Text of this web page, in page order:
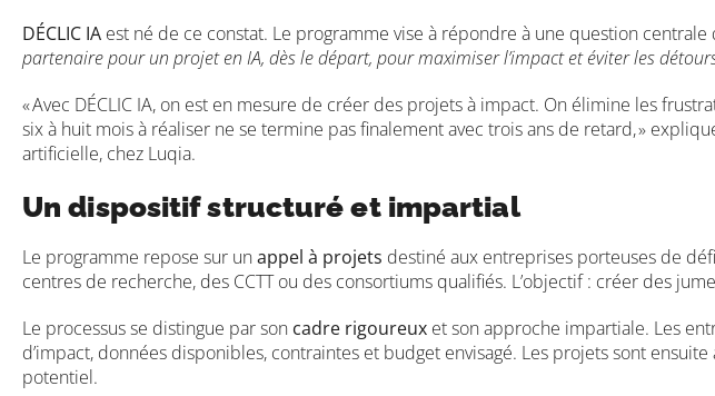
DÉCLIC IA est né de ce constat. Le programme vise à répondre à une question
partenaire pour un projet en IA, dès le départ, pour maximiser l’impact et éviter les
« Avec DÉCLIC IA, on est en mesure de créer des projets à impact. On élimine les
six à huit mois à réaliser ne se termine pas finalement avec trois ans de retard, »
artificielle, chez Luqia.
Un dispositif structuré et impartial
Le programme repose sur unappel à projets destiné aux entreprises porteuses de
centres de recherche, des CCTT ou des consortiums qualifiés. L’objectif : créer des
Le processus se distingue par son cadre rigoureux et son approche impartiale. Les
d’impact, données disponibles, contraintes et budget envisagé. Les projets sont
potentiel.